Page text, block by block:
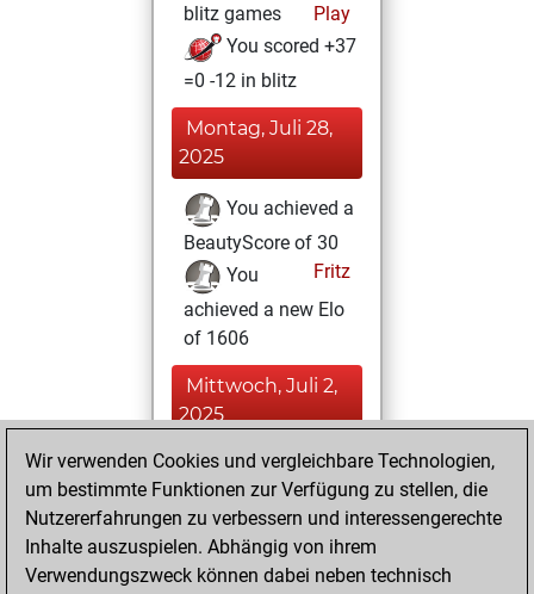
blitz games
Play
You scored +37
=0 -12 in blitz
Montag, Juli 28,
2025
You achieved a
BeautyScore of 30
Fritz
You
achieved a new Elo
of 1606
Mittwoch, Juli 2,
2025
You totalled 30
tactics positions
Tactics
solved 25 tactics
Wir verwenden Cookies und vergleichbare Technologien,
um bestimmte Funktionen zur Verfügung zu stellen, die
Nutzererfahrungen zu verbessern und interessengerechte
Inhalte auszuspielen. Abhängig von ihrem
Verwendungszweck können dabei neben technisch